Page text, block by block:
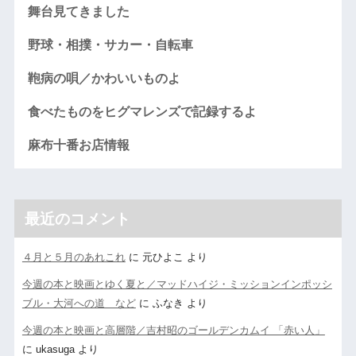
舞台見てきました
野球・相撲・サカー・自転車
鞄病の唄／かわいいものよ
食べたものをヒグマレンズで記録するよ
麻布十番お店情報
最近のコメント
４月と５月のあれこれに 元ひよこ より
今週の本と映画とゆく夏と／マッドハイジ・ミッションインポッシ
ブル・大河への道 などに ふなき より
今週の本と映画と高層階／吉村昭のゴールデンカムイ 「赤い人」
に ukasugaより